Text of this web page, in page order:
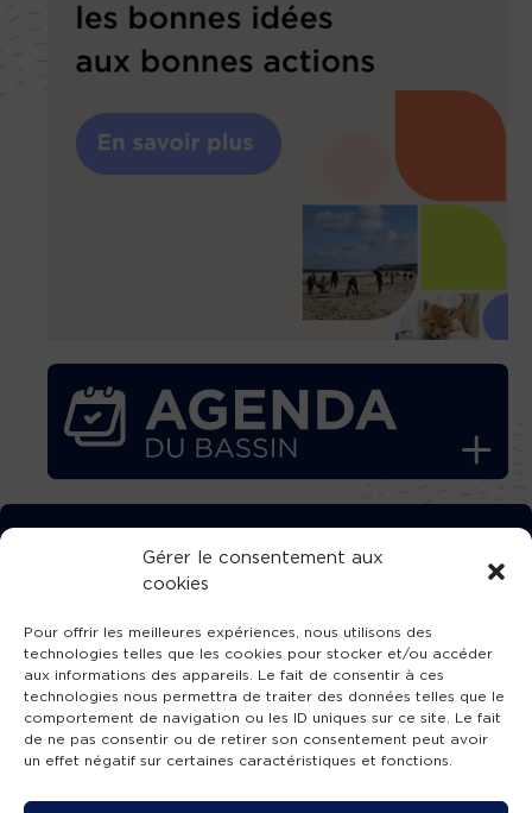
Gérer le consentement aux
cookies
Pour offrir les meilleures expériences, nous utilisons des
technologies telles que les cookies pour stocker et/ou accéder
aux informations des appareils. Le fait de consentir à ces
technologies nous permettra de traiter des données telles que le
comportement de navigation ou les ID uniques sur ce site. Le fait
de ne pas consentir ou de retirer son consentement peut avoir
un effet négatif sur certaines caractéristiques et fonctions.
TÉLÉCHARGEZ GRATUITEMENT
L’APPLICATION TVBA !
SUIVEZ-NOUS !